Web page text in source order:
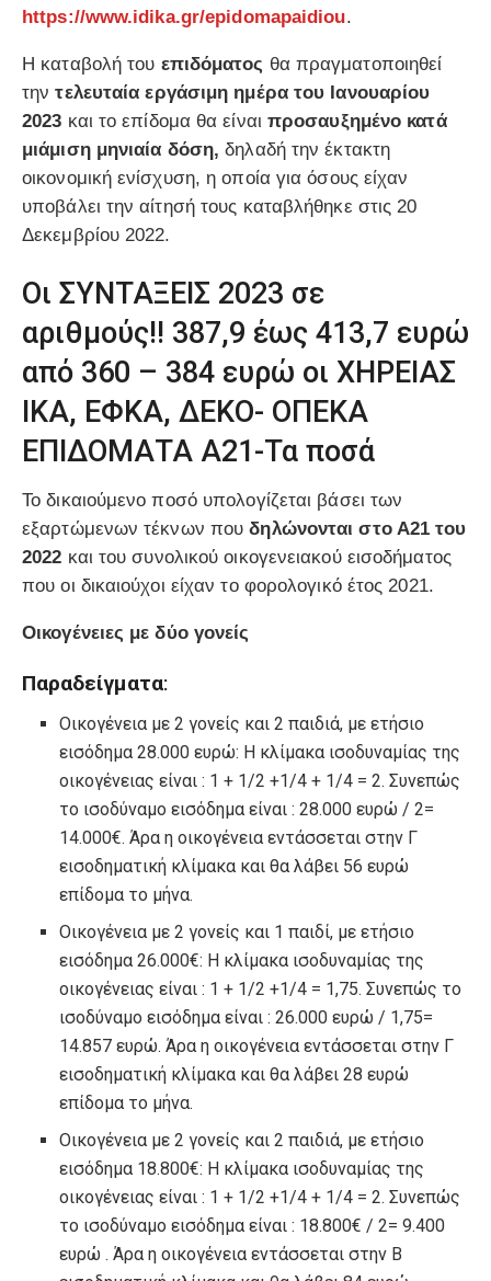
https://www.idika.gr/epidomapaidiou.
Η καταβολή του επιδόματος θα πραγματοποιηθεί
την τελευταία εργάσιμη ημέρα του Ιανουαρίου
2023 και το επίδομα θα είναι προσαυξημένο κατά
μιάμιση μηνιαία δόση,δηλαδή την έκτακτη
οικονομική ενίσχυση, η οποία για όσους είχαν
υποβάλει την αίτησή τους καταβλήθηκε στις 20
Δεκεμβρίου 2022.
Οι ΣΥΝΤΑΞΕΙΣ 2023 σε
αριθμούς!! 387,9 έως 413,7 ευρώ
από 360 – 384 ευρώ οι ΧΗΡΕΙΑΣ
ΙΚΑ, ΕΦΚΑ, ΔΕΚΟ- ΟΠΕΚΑ
ΕΠΙΔΟΜΑΤΑ Α21-Τα ποσά
Το δικαιούμενο ποσό υπολογίζεται βάσει των
εξαρτώμενων τέκνων πουδηλώνονται στο Α21 του
2022 και του συνολικού οικογενειακού εισοδήματος
που οι δικαιούχοι είχαν το φορολογικό έτος 2021.
Οικογένειες με δύο γονείς
Παραδείγματα:
Οικογένεια με 2 γονείς και 2 παιδιά, με ετήσιο
εισόδημα 28.000 ευρώ: Η κλίμακα ισοδυναμίας της
οικογένειας είναι : 1 + 1/2 +1/4 + 1/4 = 2. Συνεπώς
το ισοδύναμο εισόδημα είναι : 28.000 ευρώ / 2=
14.000€. Άρα η οικογένεια εντάσσεται στην Γ
εισοδηματική κλίμακα και θα λάβει 56 ευρώ
επίδομα το μήνα.
Οικογένεια με 2 γονείς και 1 παιδί, με ετήσιο
εισόδημα 26.000€: Η κλίμακα ισοδυναμίας της
οικογένειας είναι : 1 + 1/2 +1/4 = 1,75. Συνεπώς το
ισοδύναμο εισόδημα είναι : 26.000 ευρώ / 1,75=
14.857 ευρώ. Άρα η οικογένεια εντάσσεται στην Γ
εισοδηματική κλίμακα και θα λάβει 28 ευρώ
επίδομα το μήνα.
Οικογένεια με 2 γονείς και 2 παιδιά, με ετήσιο
εισόδημα 18.800€: Η κλίμακα ισοδυναμίας της
οικογένειας είναι : 1 + 1/2 +1/4 + 1/4 = 2. Συνεπώς
το ισοδύναμο εισόδημα είναι : 18.800€ / 2= 9.400
ευρώ . Άρα η οικογένεια εντάσσεται στην Β